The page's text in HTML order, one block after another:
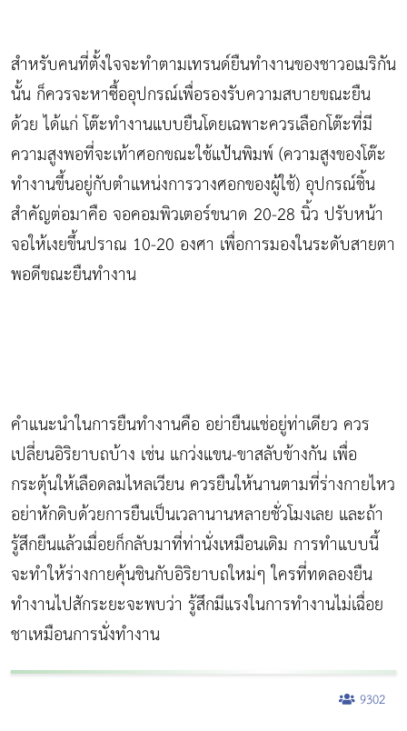
สำหรับคนที่ตั้งใจจะทำตามเทรนด์ยืนทำงานของชาวอเมริกัน
นั้น ก็ควรจะหาซื้ออุปกรณ์เพื่อรองรับความสบายขณะยืน
ด้วย ได้แก่ โต๊ะทำงานแบบยืนโดยเฉพาะควรเลือกโต๊ะที่มี
ความสูงพอที่จะเท้าศอกขณะใช้แป้นพิมพ์ (ความสูงของโต๊ะ
ทำงานขึ้นอยู่กับตำแหน่งการวางศอกของผู้ใช้) อุปกรณ์ชิ้น
สำคัญต่อมาคือ จอคอมพิวเตอร์ขนาด 20-28 นิ้ว ปรับหน้า
จอให้เงยขึ้นปราณ 10-20 องศา เพื่อการมองในระดับสายตา
พอดีขณะยืนทำงาน
คำแนะนำในการยืนทำงานคือ อย่ายืนแช่อยู่ท่าเดียว ควร
เปลี่ยนอิริยาบถบ้าง เช่น แกว่งแขน-ขาสลับข้างกัน เพื่อ
กระตุ้นให้เลือดลมไหลเวียน ควรยืนให้นานตามที่ร่างกายไหว
อย่าหักดิบด้วยการยืนเป็นเวลานานหลายชั่วโมงเลย และถ้า
รู้สึกยืนแล้วเมื่อยก็กลับมาที่ท่านั่งเหมือนเดิม การทำแบบนี้
จะทำให้ร่างกายคุ้นชินกับอิริยาบถใหม่ๆ ใครที่ทดลองยืน
ทำงานไปสักระยะจะพบว่า รู้สึกมีแรงในการทำงานไม่เฉื่อย
ชาเหมือนการนั่งทำงาน
9302